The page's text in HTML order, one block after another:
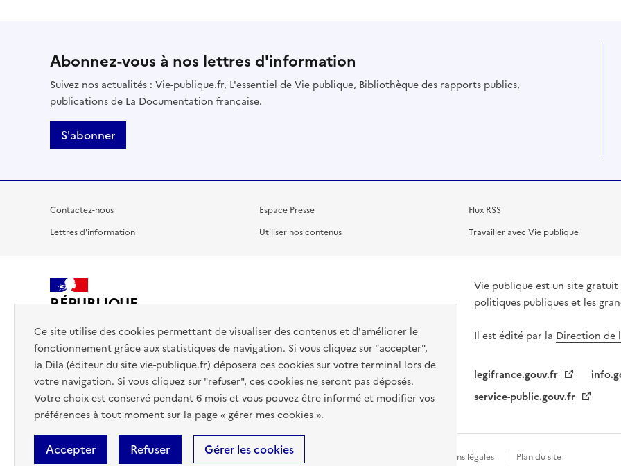
Ce site utilise des cookies permettant de visualiser des contenus et d'améliorer le
fonctionnement grâce aux statistiques de navigation. Si vous cliquez sur "accepter",
la Dila (éditeur du site vie-publique.fr) déposera ces cookies sur votre terminal lors de
votre navigation. Si vous cliquez sur "refuser", ces cookies ne seront pas déposés.
Votre choix est conservé pendant 6 mois et vous pouvez être informé et modifier vos
préférences à tout moment sur la page « gérer mes cookies ».
Accepter Refuser Gérer les cookies
Abonnez-vous à nos lettres d'information
Suivez nos actualités : Vie-publique.fr, L'essentiel de Vie publique, Bibliothèque des rapports publics,
publications de La Documentation française.
S'abonner
Contactez-nous
Lettres d'information
Espace Presse
Utiliser nos contenus
Flux RSS
Travailler avec Vie publique
RÉPUBLIQUE
Vie publique est un site
politiques publiques et les
Il est édité par la Direction de
legifrance.gouv.fr
service-public.gouv.fr
Accessibilité : totalement conforme Données personnelles Mentions légales Plan du site